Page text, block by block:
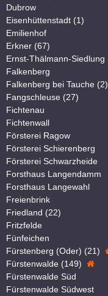
Dubrow
Eisenhüttenstadt (1)
Emilienhof
Erkner (67)
Ernst-Thälmann-Siedlung
Falkenberg
Falkenberg bei Tauche (2)
Fangschleuse (27)
Fichtenau
Fichtenwall
Försterei Ragow
Försterei Schierenberg
Försterei Schwarzheide
Forsthaus Langendamm
Forsthaus Langewahl
Freienbrink
Friedland (22)
Fritzfelde
Fünfeichen
Fürstenberg (Oder) (21)
Fürstenwalde (149)
Fürstenwalde Süd
Fürstenwalde Südwest